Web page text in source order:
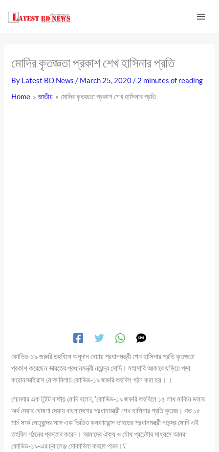
মোদির কৃতজ্ঞতা প্রকাশ শেখ হাসিনার প্রতি
By Latest BD News/ March 25, 2020/ 2 minutes of reading
Home
জাতীয় মোদির কৃতজ্ঞতা প্রকাশ শেখ হাসিনার প্রতি
কোভিড-১৯ জরুরি তহবিলে অনুদান দেয়ায় প্রধানমন্ত্রী শেখ হাসিনার প্রতি কৃতজ্ঞতা
প্রকাশ করেছেন ভারতের প্রধানমন্ত্রী নরেন্দ্র মোদি। মহামারি আকারে ছড়িয়ে পড়া
করোনাভাইরাস মোকাবিলায় কোভিড-১৯ জরুরি তহবিল গঠন করা হয়। ।
সোমবার এক টুইট বার্তায় মোদি বলেন, ‘কোভিড-১৯ জরুরি তহবিলে ১৫ লাখ মার্কিন ডলার
অর্থ দেয়ার ঘোষণা দেয়ায় বাংলাদেশের প্রধানমন্ত্রী শেখ হাসিনার প্রতি কৃতজ্ঞ। গত ১৫
মার্চ সার্ক নেতৃবৃন্দের সঙ্গে এক ভিডিও কনফারেন্সে ভারতের প্রধানমন্ত্রী নরেন্দ্র মোদি এই
তহবিল গঠনের প্রস্তাব করেন। আমাদের ঐক্য ও যৌথ প্রচেষ্টার মাধ্যমে আমরা
কোভিড-১৯-এর চ্যালেঞ্জ মোকাবিলা করতে পারব।\’